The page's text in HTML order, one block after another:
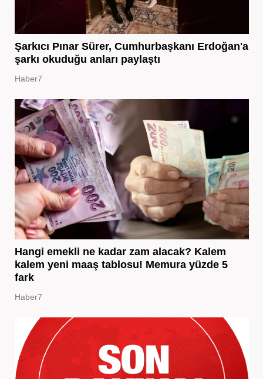
Şarkıcı Pınar Sürer, Cumhurbaşkanı Erdoğan'a
şarkı okuduğu anları paylaştı
Haber7
Hangi emekli ne kadar zam alacak? Kalem
kalem yeni maaş tablosu! Memura yüzde 5
fark
Haber7